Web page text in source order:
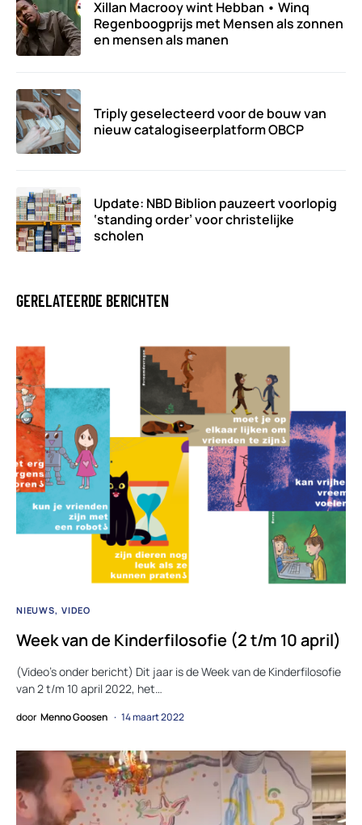
Xillan Macrooy wint Hebban • Winq
Regenboogprijs met Mensen als zonnen
en mensen als manen
Triply geselecteerd voor de bouw van
nieuw catalogiseerplatform OBCP
Update: NBD Biblion pauzeert voorlopig
‘standing order’ voor christelijke
scholen
GERELATEERDE BERICHTEN
NIEUWS VIDEO
Week van de Kinderfilosofie (2 t/m 10 april)
(Video’s onder bericht) Dit jaar is de Week van de Kinderfilosofie
van 2 t/m 10 april 2022, het…
door Menno Goosen 14 maart 2022